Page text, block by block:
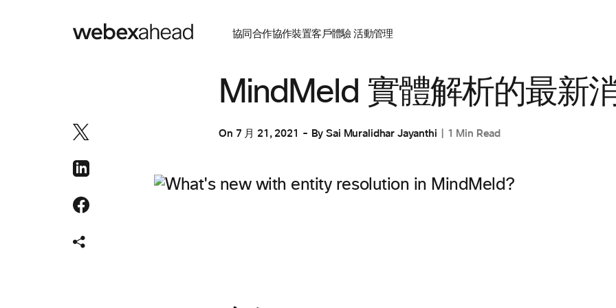
協同合作協作裝置客戶體驗活動管理
MindMeld 實體解析的最新
On 7 月 21, 2021 BySai Muralidhar Jayanthi 1 Min Read